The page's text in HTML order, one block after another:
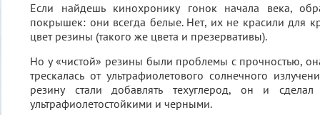
Если найдешь кинохронику гонок начала века,
покрышек: они всегда белые. Нет, их не красили для
цвет резины (такого же цвета и презервативы).
Но у «чистой» резины были проблемы с прочностью,
трескалась от ультрафиолетового солнечного
резину стали добавлять техуглерод, он и
ультрафиолетостойкими и черными.